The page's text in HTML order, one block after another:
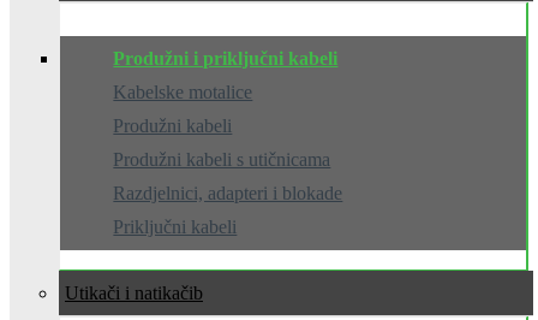
Produžni i priključni kabeli
Kabelske motalice
Produžni kabeli
Produžni kabeli s utičnicama
Razdjelnici, adapteri i blokade
Priključni kabeli
Utikači i natikači